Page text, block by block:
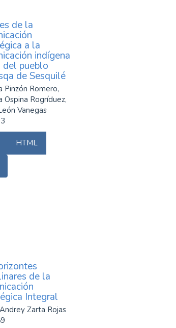
de la
a la
indígena
del pueblo
de Sesquilé
Pinzón Romero,
Ospina Rogríduez,
Vanegas
HTML
de la
Integral
Zarta Rojas